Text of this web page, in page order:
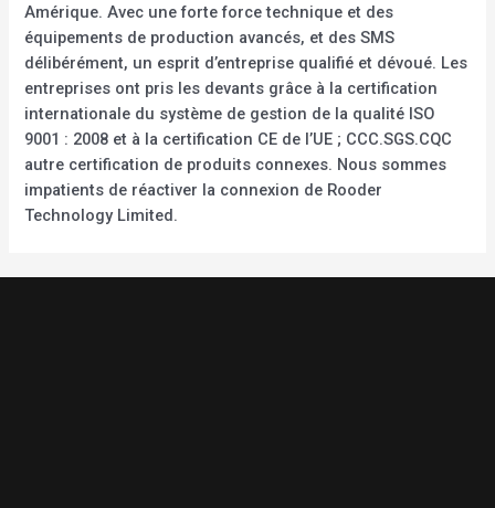
Amérique. Avec une forte force technique et des
équipements de production avancés, et des SMS
délibérément, un esprit d’entreprise qualifié et dévoué. Les
entreprises ont pris les devants grâce à la certification
internationale du système de gestion de la qualité ISO
9001 : 2008 et à la certification CE de l’UE ; CCC.SGS.CQC
autre certification de produits connexes. Nous sommes
impatients de réactiver la connexion de Rooder
Technology Limited.